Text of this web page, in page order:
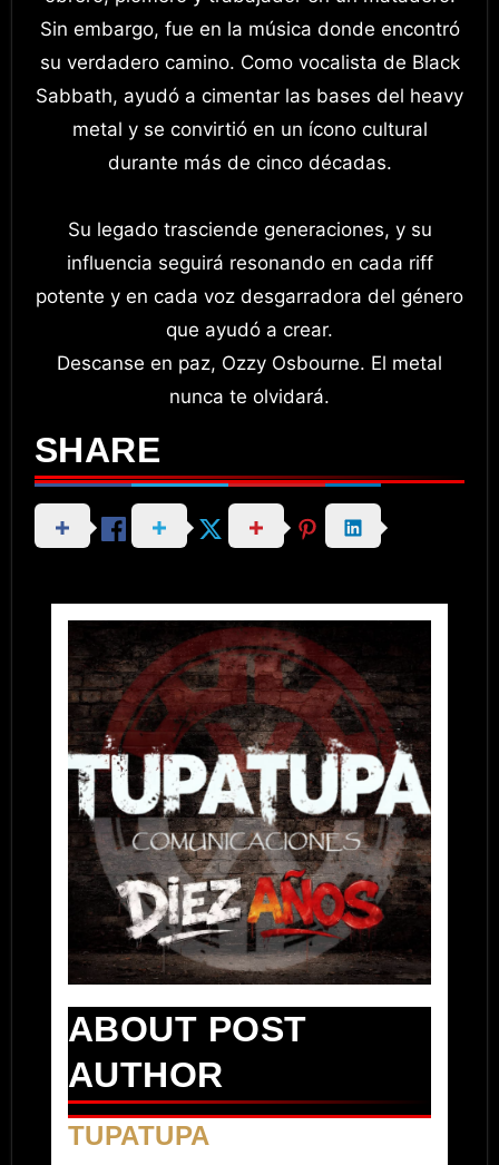
Sin embargo, fue en la música donde encontró
su verdadero camino. Como vocalista de Black
Sabbath, ayudó a cimentar las bases del heavy
metal y se convirtió en un ícono cultural
durante más de cinco décadas.
Su legado trasciende generaciones, y su
influencia seguirá resonando en cada riff
potente y en cada voz desgarradora del género
que ayudó a crear.
Descanse en paz, Ozzy Osbourne. El metal
nunca te olvidará.
SHARE
ABOUT POST
AUTHOR
TUPATUPA